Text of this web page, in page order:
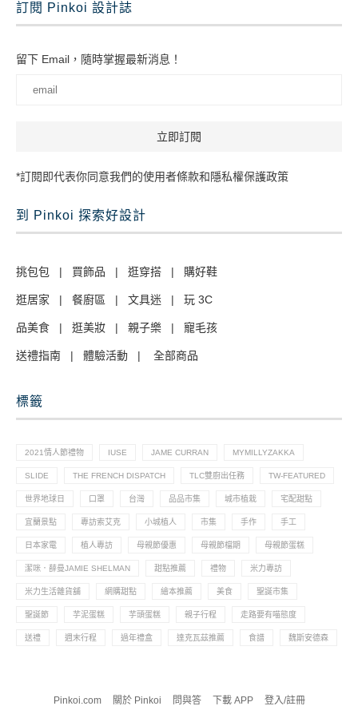
訂閱 Pinkoi 設計誌
留下 Email，隨時掌握最新消息！
*訂閱即代表你同意我們的使用者條款和隱私權保護政策
到 Pinkoi 探索好設計
挑包包 | 買飾品 | 逛穿搭 | 購好鞋
逛居家 | 餐廚區 | 文具迷 | 玩 3C
品美食 | 逛美妝 | 親子樂 | 寵毛孩
送禮指南 | 體驗活動 | 全部商品
標籤
2021情人節禮物 IUSE JAME CURRAN MYMILLYZAKKA
SLIDE THE FRENCH DISPATCH TLC雙廚出任務 TW-FEATURED
世界地球日 口罩 台灣 品品市集 城市植栽 宅配甜點
宜蘭景點 專訪索艾克 小城植人 市集 手作 手工
日本家電 植人專訪 母親節優惠 母親節檔期 母親節蛋糕
潔咪．薛曼JAMIE SHELMAN 甜點推薦 禮物 米力專訪
米力生活雜貨舖 網購甜點 繪本推薦 美食 聖誕市集
聖誕節 芋泥蛋糕 芋頭蛋糕 親子行程 走路要有喵態度
送禮 週末行程 過年禮盒 達克瓦茲推薦 食譜 魏斯安德森
Pinkoi.com 關於 Pinkoi 問與答 下載 APP 登入/註冊